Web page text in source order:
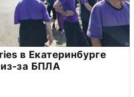
в Екатеринбурге
из-за БПЛА